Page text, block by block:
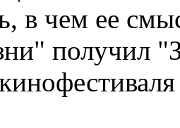
в чем ее
получил